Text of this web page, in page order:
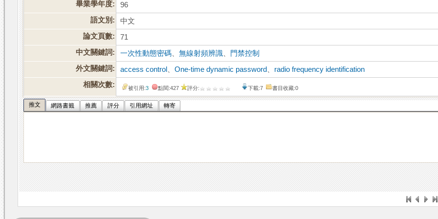
畢業學年度:
96
語文別:
中文
論文頁數:
71
中文關鍵詞:
一次性動態密碼 、無線射頻辨識
門禁控制
外文關鍵詞:
access control 、One-time dynamic password
radio frequency identification
相關次數:
被引用:3 點閱:427 評分: 下載:7 書目收藏:0
推文 網路書籤 推薦 評分 引用網址 轉寄